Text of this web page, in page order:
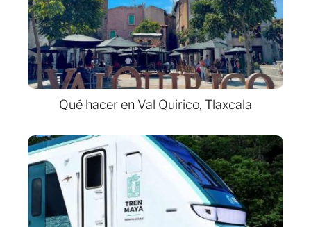
Qué hacer en Val Quirico, Tlaxcala